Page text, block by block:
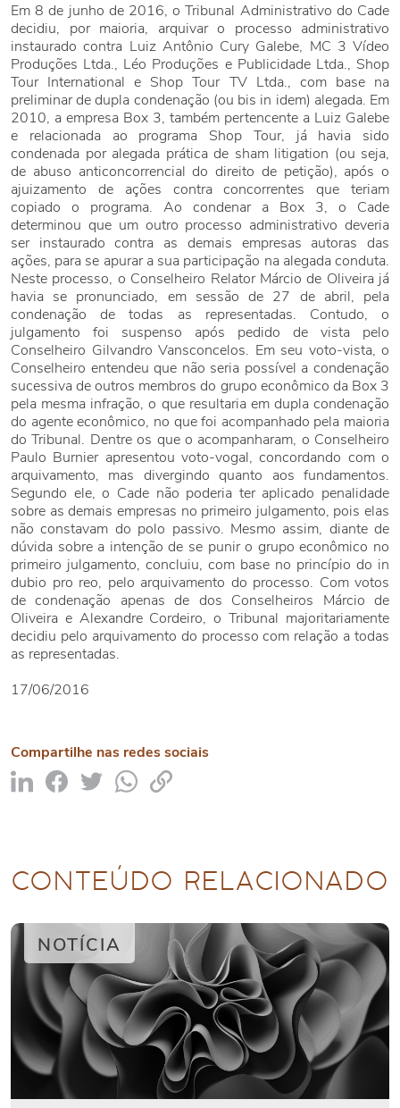
Em 8 de junho de 2016, o Tribunal Administrativo do Cade
decidiu, por maioria, arquivar o processo administrativo
instaurado contra Luiz Antônio Cury Galebe, MC 3 Vídeo
Produções Ltda., Léo Produções e Publicidade Ltda., Shop
Tour International e Shop Tour TV Ltda., com base na
preliminar de dupla condenação (ou bis in idem) alegada. Em
2010, a empresa Box 3, também pertencente a Luiz Galebe
e relacionada ao programa Shop Tour, já havia sido
condenada por alegada prática de sham litigation (ou seja,
de abuso anticoncorrencial do direito de petição), após o
ajuizamento de ações contra concorrentes que teriam
copiado o programa. Ao condenar a Box 3, o Cade
determinou que um outro processo administrativo deveria
ser instaurado contra as demais empresas autoras das
ações, para se apurar a sua participação na alegada conduta.
Neste processo, o Conselheiro Relator Márcio de Oliveira já
havia se pronunciado, em sessão de 27 de abril, pela
condenação de todas as representadas. Contudo, o
julgamento foi suspenso após pedido de vista pelo
Conselheiro Gilvandro Vansconcelos. Em seu voto-vista, o
Conselheiro entendeu que não seria possível a condenação
sucessiva de outros membros do grupo econômico da Box 3
pela mesma infração, o que resultaria em dupla condenação
do agente econômico, no que foi acompanhado pela maioria
do Tribunal. Dentre os que o acompanharam, o Conselheiro
Paulo Burnier apresentou voto-vogal, concordando com o
arquivamento, mas divergindo quanto aos fundamentos.
Segundo ele, o Cade não poderia ter aplicado penalidade
sobre as demais empresas no primeiro julgamento, pois elas
não constavam do polo passivo. Mesmo assim, diante de
dúvida sobre a intenção de se punir o grupo econômico no
primeiro julgamento, concluiu, com base no princípio do in
dubio pro reo, pelo arquivamento do processo. Com votos
de condenação apenas de dos Conselheiros Márcio de
Oliveira e Alexandre Cordeiro, o Tribunal majoritariamente
decidiu pelo arquivamento do processo com relação a todas
as representadas.
17/06/2016
Compartilhe nas redes sociais
CONTEÚDO RELACIONADO
NOTÍCIA